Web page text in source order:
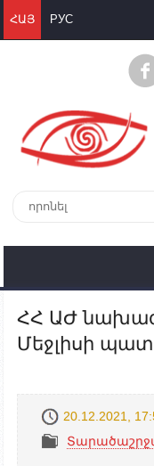
ՀԱՅ РУС
ՀՀ ԱԺ
Մեջլիսի
20.12.2021,